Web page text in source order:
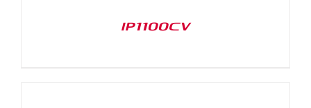
IP1100CV